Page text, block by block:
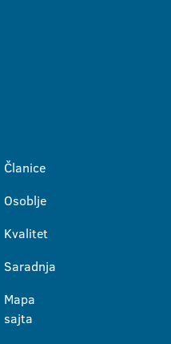
Članice
Osoblje
Kvalitet
Saradnja
Mapa
sajta